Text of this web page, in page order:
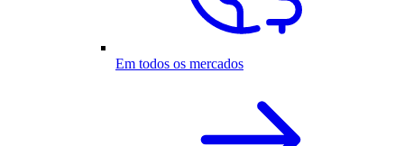
Em todos os mercados